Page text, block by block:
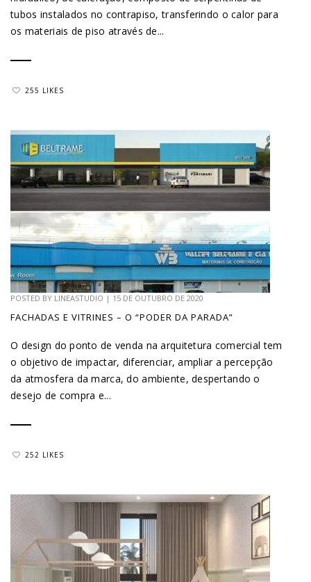
tubos instalados no contrapiso, transferindo o calor para
os materiais de piso através de...
255 LIKES
POSTED BY LINEASTUDIO | 15 DE OUTUBRO DE 2020
FACHADAS E VITRINES – O “PODER DA PARADA”
O design do ponto de venda na arquitetura comercial tem
o objetivo de impactar, diferenciar, ampliar a percepção
da atmosfera da marca, do ambiente, despertando o
desejo de compra e...
252 LIKES